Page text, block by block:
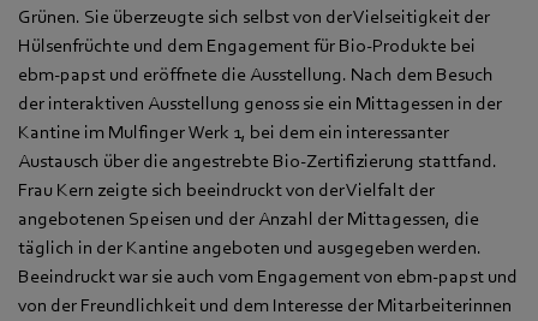
Grünen. Sie überzeugte sich selbst von der Vielseitigkeit der
Hülsenfrüchte und dem Engagement für Bio-Produkte bei
ebm‑papst und eröffnete die Ausstellung. Nach dem Besuch
der interaktiven Ausstellung genoss sie ein Mittagessen in der
Kantine im Mulfinger Werk 1, bei dem ein interessanter
Austausch über die angestrebte Bio-Zertifizierung stattfand.
Frau Kern zeigte sich beeindruckt von der Vielfalt der
angebotenen Speisen und der Anzahl der Mittagessen, die
täglich in der Kantine angeboten und ausgegeben werden.
Beeindruckt war sie auch vom Engagement von ebm‑papst und
von der Freundlichkeit und dem Interesse der Mitarbeiterinnen